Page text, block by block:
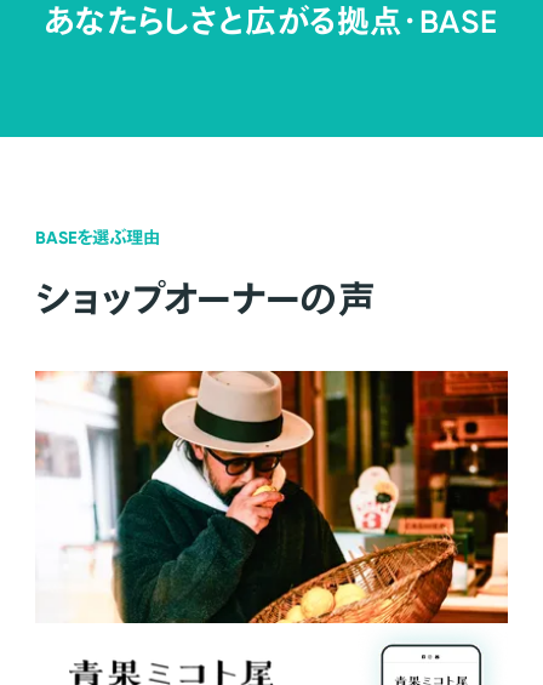
あなたらしさと広がる拠点・BASE
BASEを選ぶ理由
ショップオーナーの声